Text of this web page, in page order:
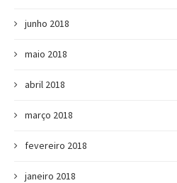
junho 2018
maio 2018
abril 2018
março 2018
fevereiro 2018
janeiro 2018